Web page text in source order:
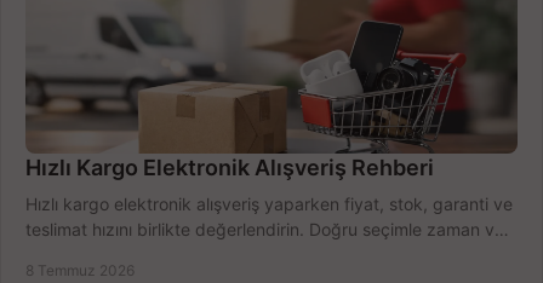
Hızlı Kargo Elektronik Alışveriş Rehberi
Hızlı kargo elektronik alışveriş yaparken fiyat, stok, garanti ve
teslimat hızını birlikte değerlendirin. Doğru seçimle zaman ve
8 Temmuz 2026